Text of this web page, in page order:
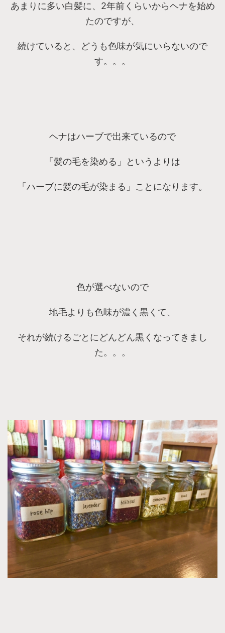
あまりに多い白髪に、2年前くらいからヘナを始め
たのですが、
続けていると、どうも色味が気にいらないので
す。。。
ヘナはハーブで出来ているので
「髪の毛を染める」というよりは
「ハーブに髪の毛が染まる」ことになります。
色が選べないので
地毛よりも色味が濃く黒くて、
それが続けるごとにどんどん黒くなってきまし
た。。。